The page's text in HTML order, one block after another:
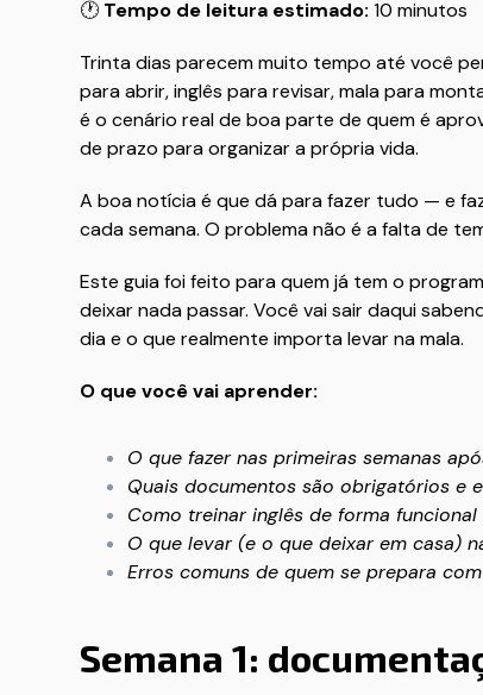
🕐 Tempo de leitura estimado: 10 minutos
Trinta dias parecem muito tempo até você
para abrir, inglês para revisar, mala para
é o cenário real de boa parte de quem é
de prazo para organizar a própria vida.
A boa notícia é que dá para fazer tudo — e
cada semana. O problema não é a falta de
Este guia foi feito para quem já tem o
deixar nada passar. Você vai sair daqui
dia e o que realmente importa levar na mala.
O que você vai aprender:
O que fazer nas primeiras semanas
Quais documentos são obrigatórios e
Como treinar inglês de forma
O que levar (e o que deixar em casa)
Erros comuns de quem se prepara
Semana 1: